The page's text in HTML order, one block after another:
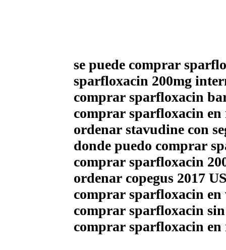
se puede comprar
sparfloxacin 200mg
comprar sparfloxacin
comprar sparfloxacin
ordenar stavudine con
donde puedo comprar
comprar sparfloxacin
ordenar copegus 2017
comprar sparfloxacin en
comprar sparfloxacin
comprar sparfloxacin